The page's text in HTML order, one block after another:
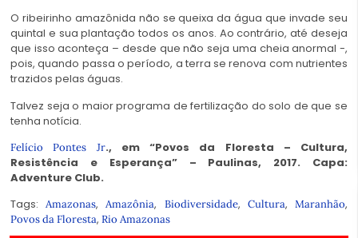
O ribeirinho amazônida não se queixa da água que invade seu
quintal e sua plantação todos os anos. Ao contrário, até deseja
que isso aconteça – desde que não seja uma cheia anormal -,
pois, quando passa o período, a terra se renova com nutrientes
trazidos pelas águas.
Talvez seja o maior programa de fertilização do solo de que se
tenha notícia.
Felício Pontes Jr., em “Povos da Floresta – Cultura,
Resistência e Esperança” – Paulinas, 2017. Capa:
Adventure Club.
Tags:Amazonas,Amazônia, Biodiversidade, Cultura,Maranhão,
Povos da Floresta, Rio Amazonas